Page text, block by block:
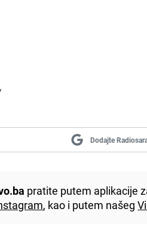
Dodajte
pratite putem aplikacije
, kao i putem našeg